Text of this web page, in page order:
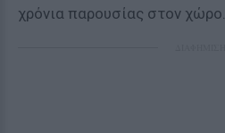
χρόνια παρουσίας στον χώρο.